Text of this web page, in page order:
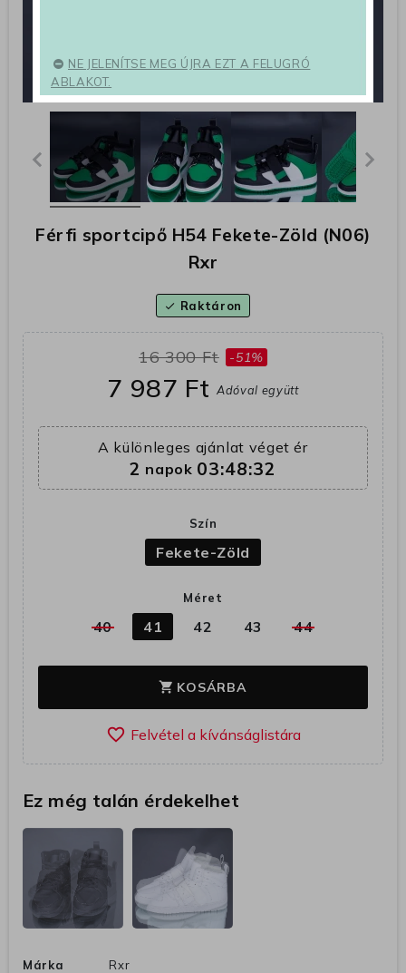
Férfi sportcipő H54 Fekete-Zöld (N06)
Rxr
check Raktáron
16 300 Ft -51%
7 987 FtAdóval együtt
A különleges ajánlat véget ér
2 napok 03:48:31
Szín
Fekete-Zöld
Méret
40 41 42 43 44
shopping_cart KOSÁRBA
favorite_border
Ez még talán érdekelhet
Márka
Rxr
NE JELENÍTSE MEG ÚJRA EZT A FELUGRÓ
ABLAKOT.